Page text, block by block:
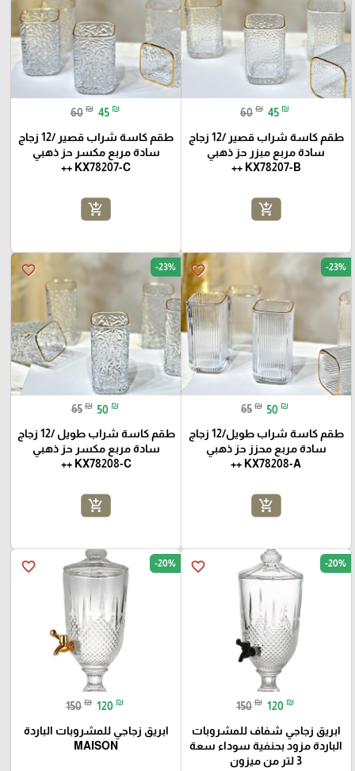
60 ₪ 45 ₪
طقم كاسة شراب قصير /12 زجاج
سادة مربع مبزر حز ذهبي
KX78207-B ++
add_shopping_cart
60 ₪ 45 ₪
طقم كاسة شراب قصير /12 زجاج
سادة مربع مكسر حز ذهبي
KX78207-C ++
add_shopping_cart
favorite_border -23%
65 ₪ 50 ₪
طقم كاسة شراب طويل/12 زجاج
سادة مربع محزز حز ذهبي
KX78208-A ++
add_shopping_cart
favorite_border -23%
65 ₪ 50 ₪
طقم كاسة شراب طويل /12 زجاج
سادة مربع مكسر حز ذهبي
KX78208-C ++
add_shopping_cart
favorite_border -20%
150 ₪ 120 ₪
ابريق زجاجي شفاف للمشروبات
الباردة مزود بحنفية سوداء سعة
3 لتر من ميزون
favorite_border -20%
150 ₪ 120 ₪
ابريق زجاجي للمشروبات الباردة
MAISON